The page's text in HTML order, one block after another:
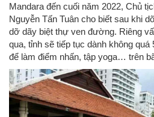
Mandara đến cuối năm 2022, Chủ
Nguyễn Tấn Tuân cho biết sau khi
dỡ dãy biệt thự ven đường. Riêng
qua, tỉnh sẽ tiếp tục dành không
để làm điểm nhấn, tập yoga… trên